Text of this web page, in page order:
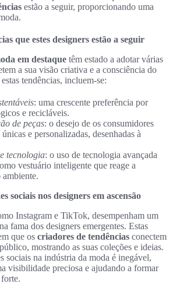
estão a seguir, proporcionando uma
que estes designers estão a seguir
em destaque têm estado a adotar várias
a sua visão criativa e a consciência do
tendências, incluem-se:
: uma crescente preferência por
e recicláveis.
de peças: o desejo de os consumidores
e personalizadas, desenhadas à
tecnologia: o uso de tecnologia avançada
vestuário inteligente que reage a
ambiente.
sociais nos designers em ascensão
Instagram e TikTok, desempenham um
fama dos designers emergentes. Estas
que os criadores de tendências conectem
mostrando as suas coleções e ideias.
sociais na indústria da moda é inegável,
visibilidade preciosa e ajudando a formar